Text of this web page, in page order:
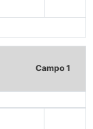
Campo 1